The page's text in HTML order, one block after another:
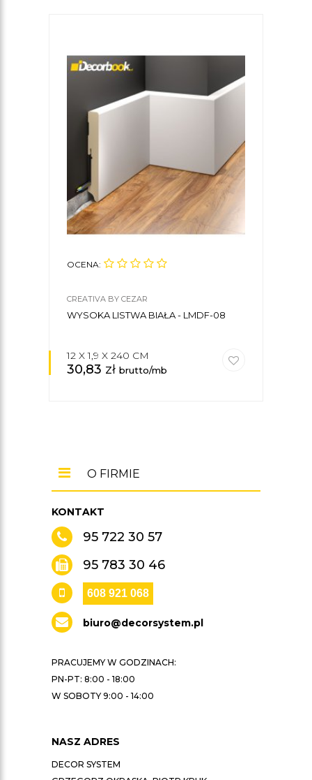
OCENA:
CREATIVA BY CEZAR
WYSOKA LISTWA BIAŁA - LMDF-08
12 X 1,9 X 240 CM
30,83 zł brutto/mb
KONTAKT
95 722 30 57
95 783 30 46
608 921 068
biuro@decorsystem.pl
PRACUJEMY W GODZINACH:
PN-PT: 8:00 - 18:00
W SOBOTY 9:00 - 14:00
NASZ ADRES
DECOR SYSTEM
O FIRMIE